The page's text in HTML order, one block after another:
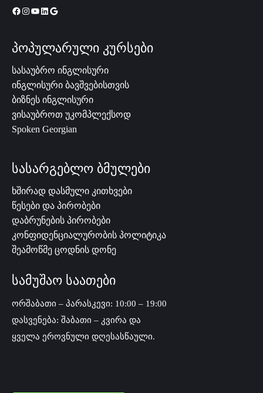
პოპულარული კურსები
სასაუბრო ინგლისური
ინგლისური ბავშვებისთვის
ბიზნეს ინგლისური
ვისაუბროთ უკომპლექსოდ
Spoken Georgian
სასარგებლო ბმულები
ხშირად დასმული კითხვები
წესები და პირობები
დაბრუნების პირობები
კონფიდენციალურობის პოლიტიკა
შეამოწმე ცოდნის დონე
სამუშაო საათები
ორშაბათი – პარასკევი: 10:00 – 19:00
დასვენება: შაბათი – კვირა და
ყველა ეროვნული დღესასწაული.